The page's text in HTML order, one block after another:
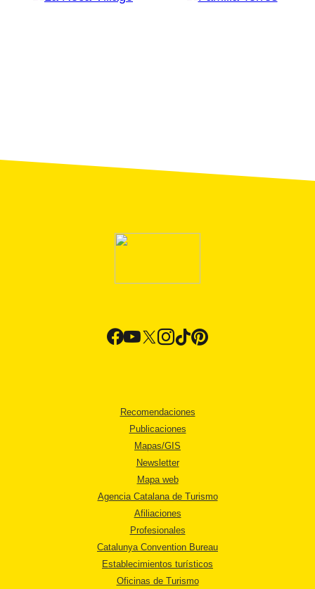
Recomendaciones
Publicaciones
Mapas/GIS
Newsletter
Mapa web
Agencia Catalana de Turismo
Afiliaciones
Profesionales
Catalunya Convention Bureau
Establecimientos turísticos
Oficinas de Turismo